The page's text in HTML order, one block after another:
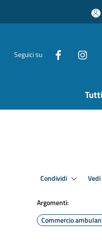
Seguici su
Condividi
Argomenti:
Commercio